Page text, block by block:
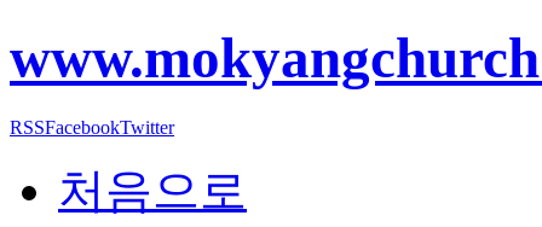
RSSFacebookTwitter
처음으로